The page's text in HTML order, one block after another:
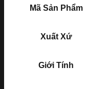
Mã Sản Phẩm
Xuất Xứ
Giới Tính